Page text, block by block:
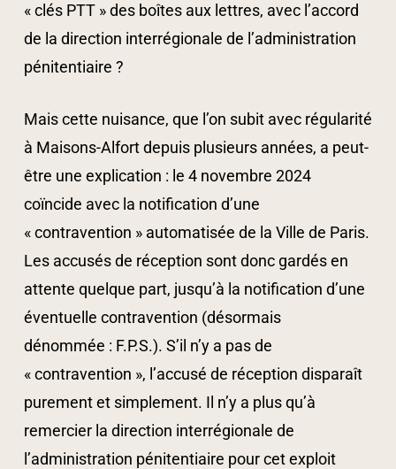
« clés PTT » des boîtes aux lettres, avec l’accord
de la direction interrégionale de l’administration
pénitentiaire ?
Mais cette nuisance, que l’on subit avec régularité
à Maisons-Alfort depuis plusieurs années, a peut-
être une explication : le 4 novembre 2024
coïncide avec la notification d’une
« contravention » automatisée de la Ville de Paris.
Les accusés de réception sont donc gardés en
attente quelque part, jusqu’à la notification d’une
éventuelle contravention (désormais
dénommée : F.P.S.). S’il n’y a pas de
« contravention », l’accusé de réception disparaît
purement et simplement. Il n’y a plus qu’à
remercier la direction interrégionale de
l’administration pénitentiaire pour cet exploit